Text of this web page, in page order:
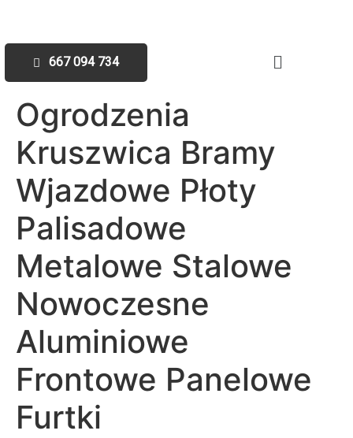
667 094 734
Ogrodzenia
Kruszwica Bramy
Wjazdowe Płoty
Palisadowe
Metalowe Stalowe
Nowoczesne
Aluminiowe
Frontowe Panelowe
Furtki